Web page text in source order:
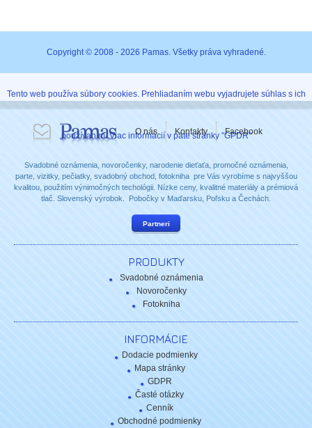
Copyright © 2008 - 2026 Pamas. Všetky práva vyhradené.
Tento web používa súbory cookies. Prehliadaním webu vyjadrujete súhlas s ich
používaním. Viac informácií v päte stránky "GPDR"
O nás Kontakty Facebook
Svadobné oznámenia, novoročenky, narodenie dieťaťa, promočné oznámenia,
parte, vizitky, pečiatky, svadobný obchod, fotokniha pre Vás vyrobíme s najvyššou
kvalitou, použitím výnimočných techológii. Nízke ceny, kvalitné materiály a prémiová
tlač. Slovenský výrobok. Pobočky v Maďarsku, Poľsku a Čechách.
Partneri
PRODUKTY
Svadobné oznámenia
Novoročenky
Fotokniha
INFORMÁCIE
Dodacie podmienky
Mapa stránky
GDPR
Časté otázky
Cenník
Obchodné podmienky